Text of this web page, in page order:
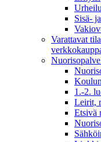
Sisä-
Varattavat
1.-2.
Leirit,
Etsivä